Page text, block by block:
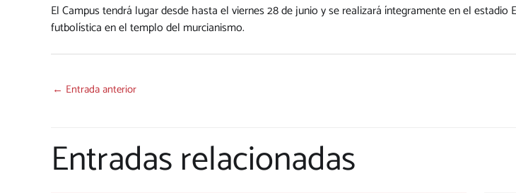
El Campus tendrá lugar desde hasta el viernes 28 de junio y se realizará íntegramente en el
futbolística en el templo del murcianismo.
← Entrada anterior
Entradas relacionadas